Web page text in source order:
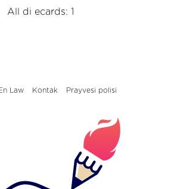
All di ecards: 1
Law Kontak Prayvesi polisi